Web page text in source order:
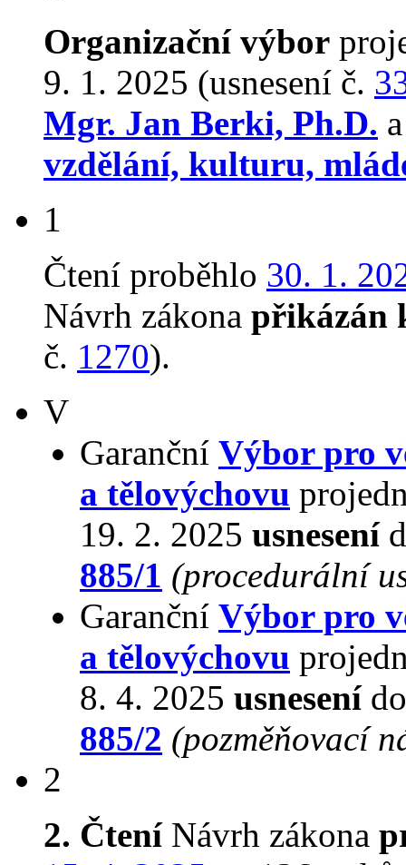
Organizační výbor
9. 1. 2025 (usnesení č.
Mgr. Jan Berki, Ph.D.
vzdělání, kulturu,
1
Čtení proběhlo 30. 1.
Návrh zákona přikázán
č. 1270).
V
Garanční Výbor pro
a tělovýchovu
19. 2. 2025 usnesení
885/1 (procedurální
Garanční Výbor pro
a tělovýchovu
8. 4. 2025 usnesení
885/2 (pozměňovací
2
2. ČteníNávrh zákona